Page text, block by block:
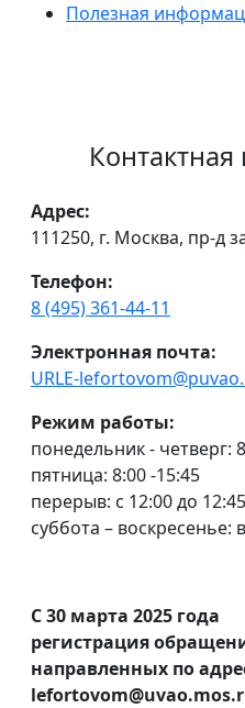
Полезная
Адрес:
111250, г. Москва, пр-д
Телефон:
8 (495) 361-44-11
Электронная почта:
URLE-
Режим работы:
понедельник - четверг:
пятница: 8:00 -15:45
перерыв: с 12:00 до 12:45
суббота – воскресенье:
С 30 марта 2025 года
регистрация
направленных по